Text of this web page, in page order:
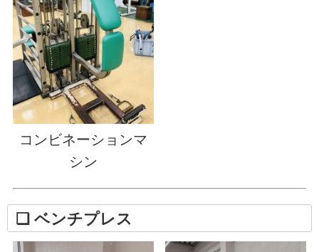
コンビネーションマ
シン
❏ ベンチプレス